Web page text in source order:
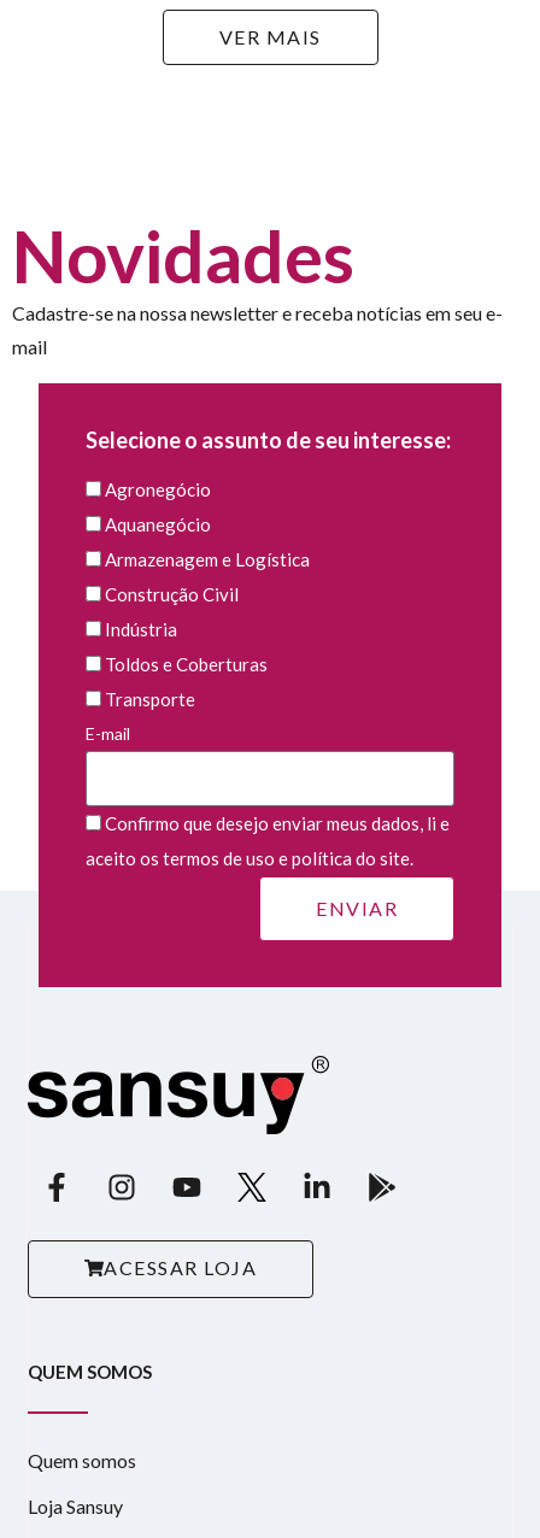
VER MAIS
Novidades
Cadastre-se na nossa newsletter e receba notícias em seu e-
mail
Selecione o assunto de seu interesse:
Agronegócio
Aquanegócio
Armazenagem e Logística
Construção Civil
Indústria
Toldos e Coberturas
Transporte
E-mail
Confirmo que desejo enviar meus dados, li e
aceito os termos de uso e política do site.
ACESSAR LOJA
QUEM SOMOS
Quem somos
Loja Sansuy